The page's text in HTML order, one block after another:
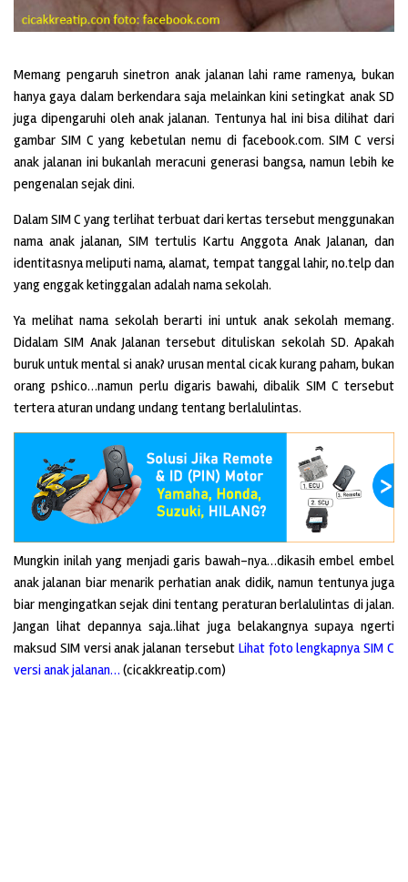
Memang pengaruh sinetron anak jalanan lahi rame ramenya, bukan
hanya gaya dalam berkendara saja melainkan kini setingkat anak SD
juga dipengaruhi oleh anak jalanan. Tentunya hal ini bisa dilihat dari
gambar SIM C yang kebetulan nemu di facebook.com. SIM C versi
anak jalanan ini bukanlah meracuni generasi bangsa, namun lebih ke
pengenalan sejak dini.
Dalam SIM C yang terlihat terbuat dari kertas tersebut menggunakan
nama anak jalanan, SIM tertulis Kartu Anggota Anak Jalanan, dan
identitasnya meliputi nama, alamat, tempat tanggal lahir, no.telp dan
yang enggak ketinggalan adalah nama sekolah.
Ya melihat nama sekolah berarti ini untuk anak sekolah memang.
Didalam SIM Anak Jalanan tersebut dituliskan sekolah SD. Apakah
buruk untuk mental si anak? urusan mental cicak kurang paham, bukan
orang pshico…namun perlu digaris bawahi, dibalik SIM C tersebut
tertera aturan undang undang tentang berlalulintas.
Mungkin inilah yang menjadi garis bawah-nya…dikasih embel embel
anak jalanan biar menarik perhatian anak didik, namun tentunya juga
biar mengingatkan sejak dini tentang peraturan berlalulintas di jalan.
Jangan lihat depannya saja..lihat juga belakangnya supaya ngerti
maksud SIM versi anak jalanan tersebut Lihat foto lengkapnya SIM C
versi anak jalanan… (cicakkreatip.com)